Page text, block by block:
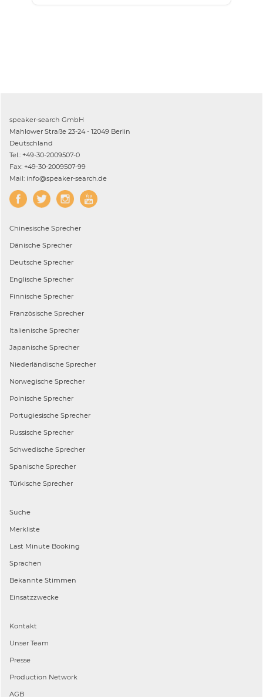
speaker-search GmbH
Mahlower Straße 23-24 - 12049 Berlin
Deutschland
Tel.: +49-30-2009507-0
Fax: +49-30-2009507-99
Mail: info@speaker-search.de
Chinesische Sprecher
Dänische Sprecher
Deutsche Sprecher
Englische Sprecher
Finnische Sprecher
Französische Sprecher
Italienische Sprecher
Japanische Sprecher
Niederländische Sprecher
Norwegische Sprecher
Polnische Sprecher
Portugiesische Sprecher
Russische Sprecher
Schwedische Sprecher
Spanische Sprecher
Türkische Sprecher
Suche
Merkliste
Last Minute Booking
Sprachen
Bekannte Stimmen
Einsatzzwecke
Kontakt
Unser Team
Presse
Production Network
AGB